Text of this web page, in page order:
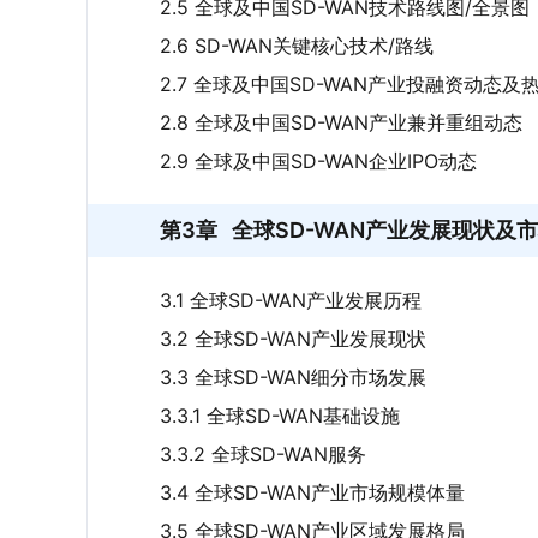
2.5 全球及中国SD-WAN技术路线图/全景图
2.6 SD-WAN关键核心技术/路线
2.7 全球及中国SD-WAN产业投融资动态及
2.8 全球及中国SD-WAN产业兼并重组动态
2.9 全球及中国SD-WAN企业IPO动态
第3章 全球SD-WAN产业发展现状及
3.1 全球SD-WAN产业发展历程
3.2 全球SD-WAN产业发展现状
3.3 全球SD-WAN细分市场发展
3.3.1 全球SD-WAN基础设施
3.3.2 全球SD-WAN服务
3.4 全球SD-WAN产业市场规模体量
3.5 全球SD-WAN产业区域发展格局